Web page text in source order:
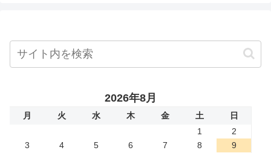
2026年8月
月 火 水 木 金 土
日
1
2
3
4 5 6 7 8
9